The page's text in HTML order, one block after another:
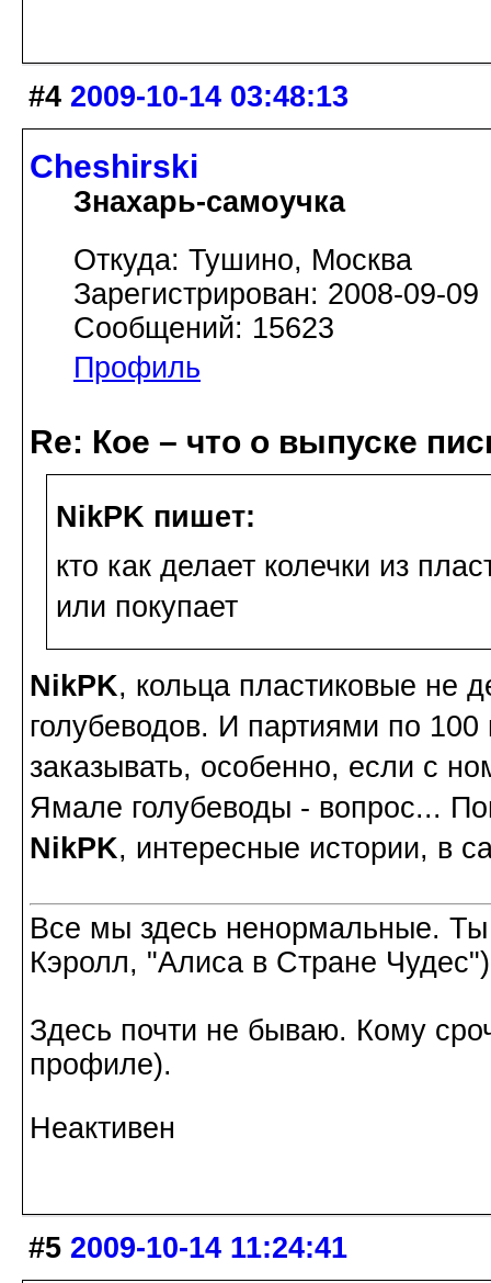
#4 2009-10-14 03:48:13
Cheshirski
Знахарь-самоучка
Откуда: Тушино, Москва
Зарегистрирован: 2008-09-09
Сообщений: 15623
Профиль
Re: Кое – что о выпуске
NikPK пишет:
кто как делает колечки из
или покупает
NikPK, кольца пластиковые не
голубеводов. И партиями по
заказывать, особенно, если с
Ямале голубеводы - вопрос...
NikPK, интересные истории, в
Все мы здесь ненормальные.
Кэролл, "Алиса в Стране Чудес")
Здесь почти не бываю. Кому
профиле).
Неактивен
#5 2009-10-14 11:24:41